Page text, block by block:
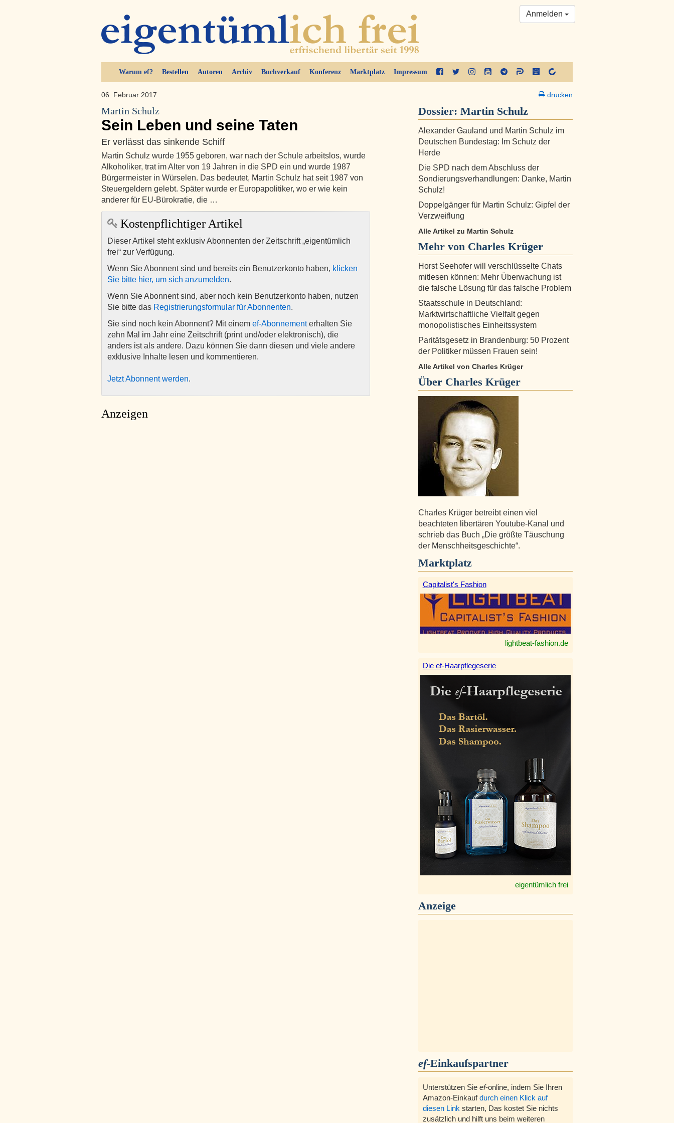
Warum ef? Bestellen Autoren Archiv Buchverkauf Konferenz Marktplatz Impressum
Anmelden
06. Februar 2017
Martin Schulz
Sein Leben und seine Taten
Er verlässt das sinkende Schiff
Martin Schulz wurde 1955 geboren, war nach der Schule arbeitslos, wurde
Alkoholiker, trat im Alter von 19 Jahren in die SPD ein und wurde 1987
Bürgermeister in Würselen. Das bedeutet, Martin Schulz hat seit 1987 von
Steuergeldern gelebt. Später wurde er Europapolitiker, wo er wie kein
anderer für EU-Bürokratie, die …
Kostenpflichtiger Artikel
Dieser Artikel steht exklusiv Abonnenten der Zeitschrift „eigentümlich
frei“ zur Verfügung.
Wenn Sie Abonnent sind und bereits ein Benutzerkonto haben, klicken
Sie bitte hier, um sich anzumelden.
Wenn Sie Abonnent sind, aber noch kein Benutzerkonto haben, nutzen
Sie bitte das Registrierungsformular für Abonnenten.
Sie sind noch kein Abonnent? Mit einem ef-Abonnementerhalten Sie
zehn Mal im Jahr eine Zeitschrift (print und/oder elektronisch), die
anders ist als andere. Dazu können Sie dann diesen und viele andere
exklusive Inhalte lesen und kommentieren.
Jetzt Abonnent werden.
Anzeigen
drucken
Dossier: Martin Schulz
Alexander Gauland und Martin Schulz im
Deutschen Bundestag: Im Schutz der
Herde
Die SPD nach dem Abschluss der
Sondierungsverhandlungen: Danke, Martin
Schulz!
Doppelgänger für Martin Schulz: Gipfel der
Verzweiflung
Alle Artikel zu Martin Schulz
Mehr von Charles Krüger
Horst Seehofer will verschlüsselte Chats
mitlesen können: Mehr Überwachung ist
die falsche Lösung für das falsche Problem
Staatsschule in Deutschland:
Marktwirtschaftliche Vielfalt gegen
monopolistisches Einheitssystem
Paritätsgesetz in Brandenburg: 50 Prozent
der Politiker müssen Frauen sein!
Alle Artikel von Charles Krüger
Über Charles Krüger
Charles Krüger betreibt einen viel
beachteten libertären Youtube-Kanal und
schrieb das Buch „Die größte Täuschung
der Menschheitsgeschichte“.
Marktplatz
Capitalist's Fashion
lightbeat-fashion.de
Die ef-Haarpflegeserie
eigentümlich frei
Anzeige
ef-Einkaufspartner
Unterstützen Sie ef-online, indem Sie Ihren
Amazon-Einkaufdurch einen Klick auf
diesen Link starten, Das kostet Sie nichts
zusätzlich und hilft uns beim weiteren